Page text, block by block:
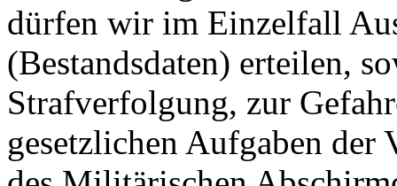
dürfen wir im Einzelfall
(Bestandsdaten) erteilen,
Strafverfolgung, zur
gesetzlichen Aufgaben der